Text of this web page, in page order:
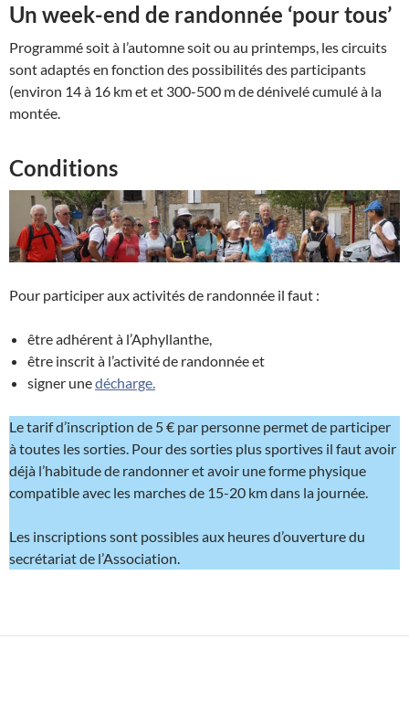
Un week-end de randonnée ‘pour tous’
Programmé soit à l’automne soit ou au printemps, les circuits
sont adaptés en fonction des possibilités des participants
(environ 14 à 16 km et et 300-500 m de dénivelé cumulé à la
montée.
Conditions
Pour participer aux activités de randonnée il faut :
être adhérent à l’Aphyllanthe,
être inscrit à l’activité de randonnée et
signer unedécharge.
Le tarif d’inscription de 5 € par personne permet de participer
à toutes les sorties. Pour des sorties plus sportives il faut avoir
déjà l’habitude de randonner et avoir une forme physique
compatible avec les marches de 15-20 km dans la journée.
Les inscriptions sont possibles aux heures d’ouverture du
secrétariat de l’Association.